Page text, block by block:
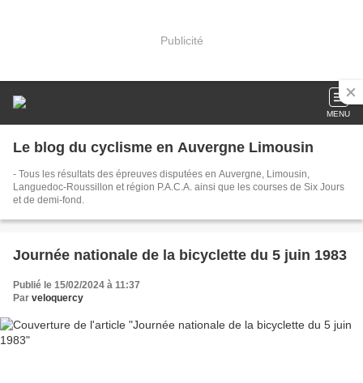
Publicité
MENU
Le blog du cyclisme en Auvergne Limousin
- Tous les résultats des épreuves disputées en Auvergne, Limousin,
Languedoc-Roussillon et région P.A.C.A. ainsi que les courses de Six Jours
et de demi-fond.
Journée nationale de la bicyclette du 5 juin 1983
Publié le 15/02/2024 à 11:37
Par veloquercy